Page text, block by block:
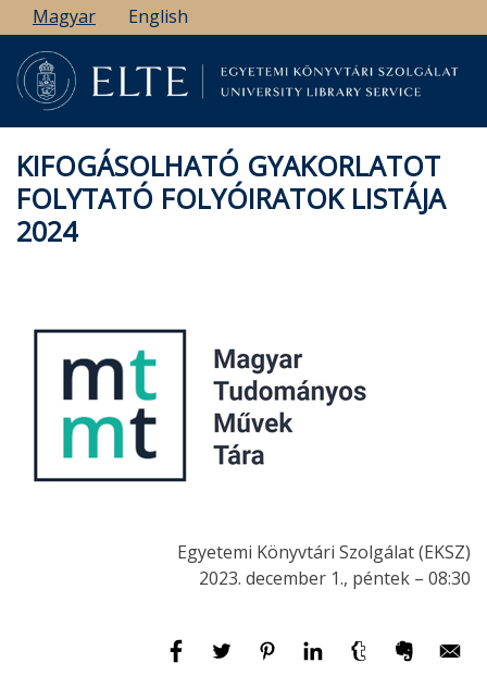
Ugrás
a
tartalomra
Magyar English
KIFOGÁSOLHATÓ GYAKORLATOT
FOLYTATÓ FOLYÓIRATOK LISTÁJA
2024
Egyetemi Könyvtári Szolgálat (EKSZ)
2023. december 1., péntek – 08:30